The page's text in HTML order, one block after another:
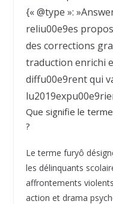
{« @type »:
reliu00e9es
des corrections
traduction enrichi
diffu00e9rent qui
Que signifie le
?
Le terme furyô
les délinquants
affrontements
action et drama